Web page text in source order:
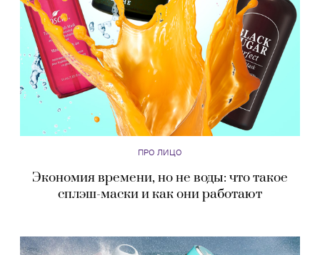
ПРО ЛИЦО
Экономия времени, но не воды: что такое
сплэш-маски и как они работают